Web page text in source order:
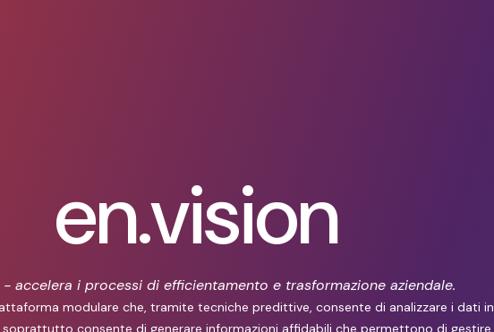
en.vision
- accelera i processi di efficientamento e trasformazione aziendale.
modulare che, tramite tecniche predittive, consente di analizzare i dati in
consente di generare informazioni affidabili che permettono di gestire